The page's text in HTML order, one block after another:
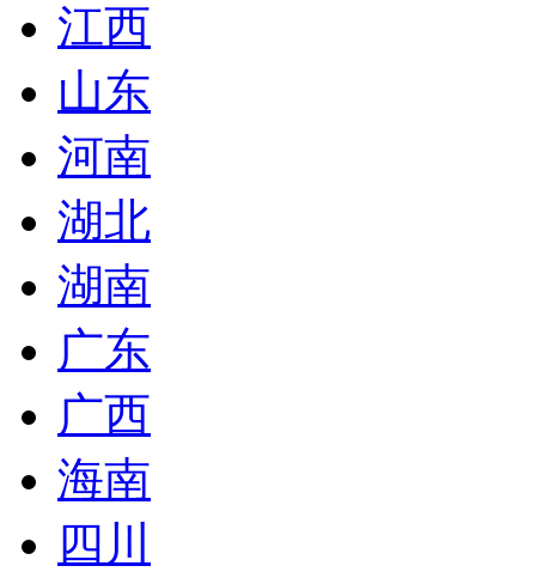
江西
山东
河南
湖北
湖南
广东
广西
海南
四川